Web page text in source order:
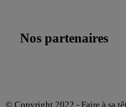
Nos partenaires
© Copyright 2022 - Faire à sa